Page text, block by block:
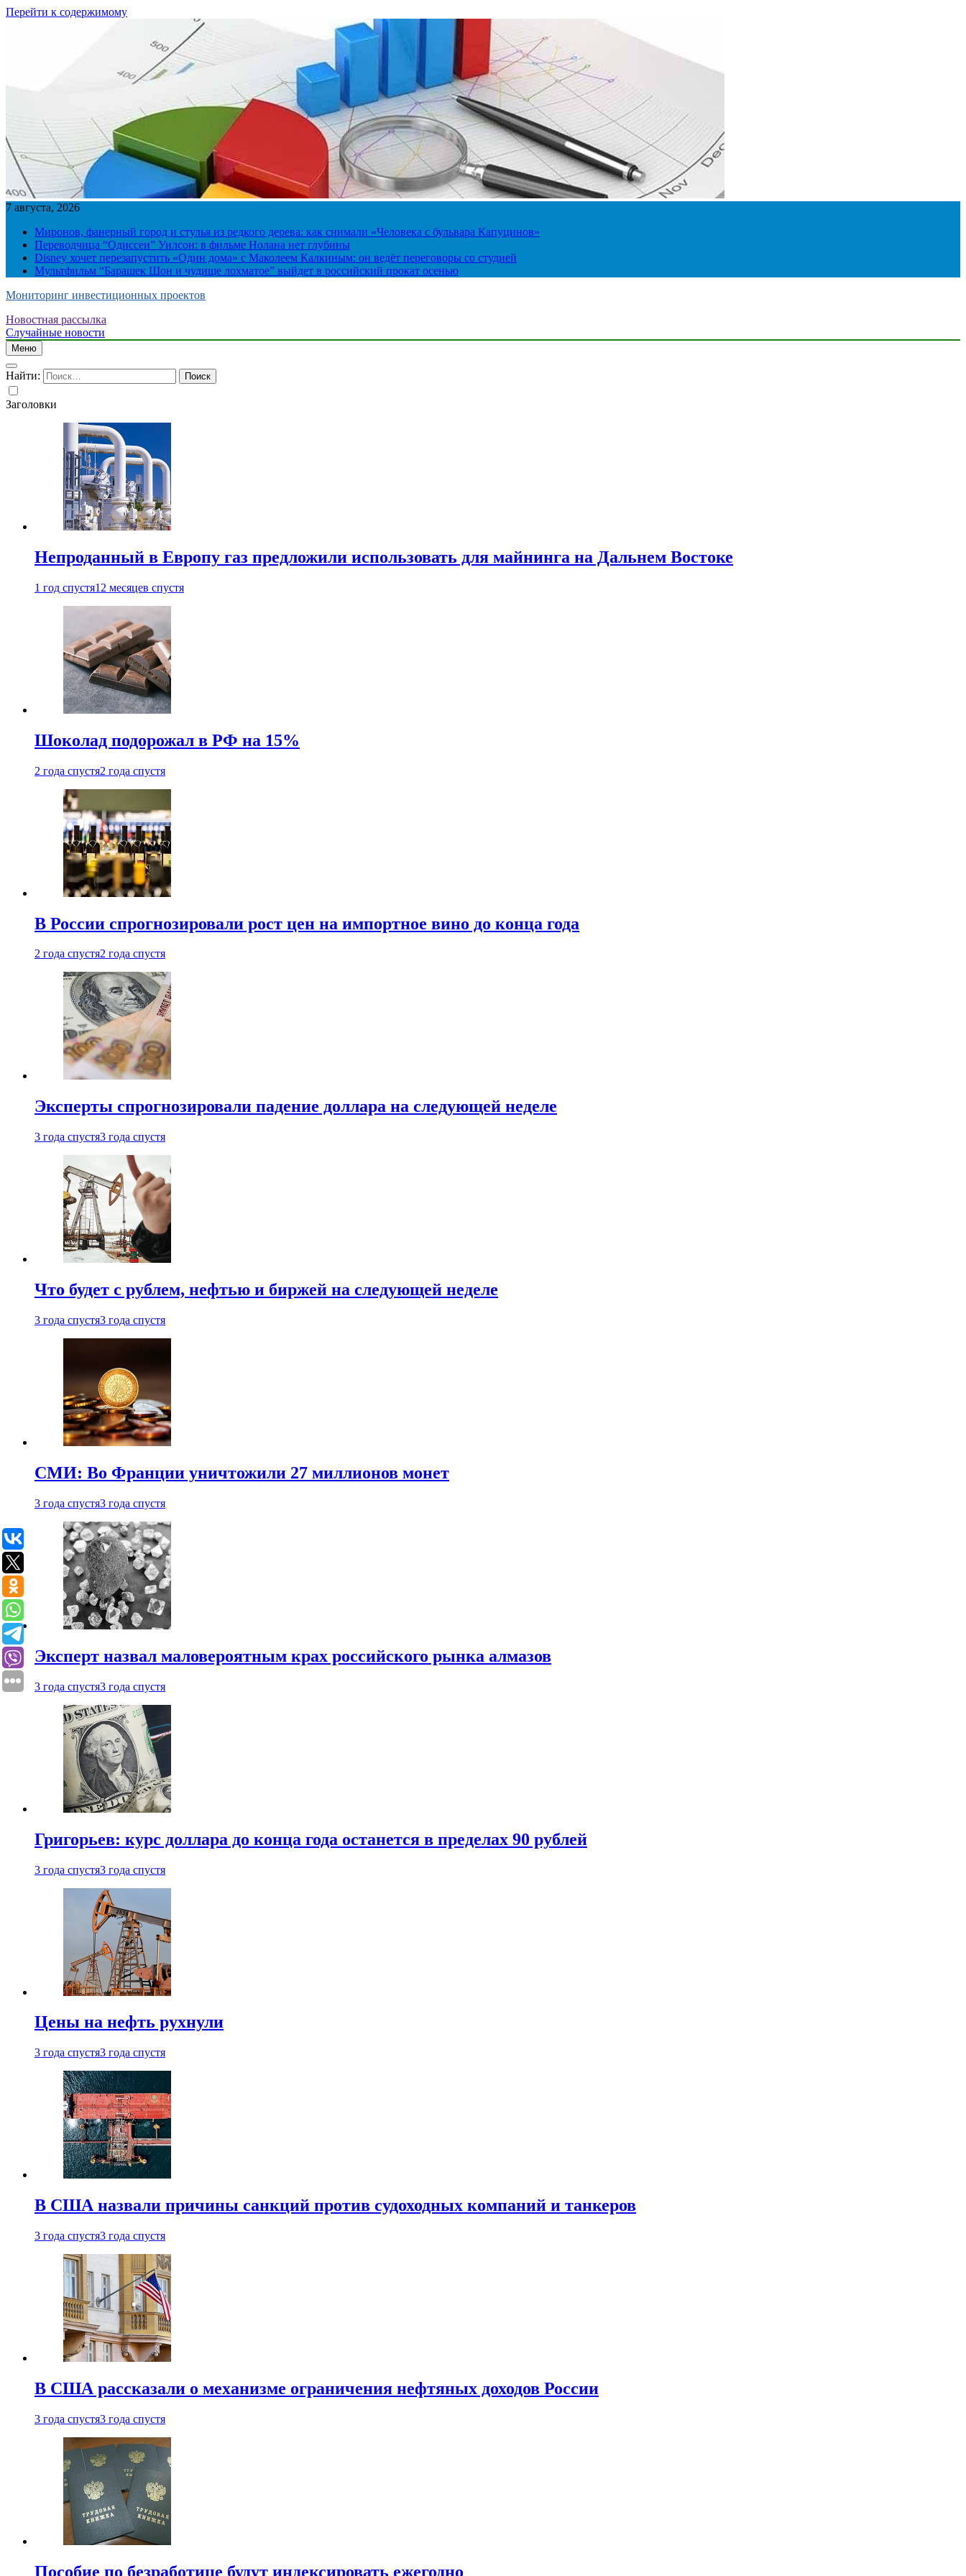
Перейти к содержимому
7 августа, 2026
Миронов, фанерный город и стулья из редкого дерева: как снимали «Человека с бульвара Капуцинов»
Переводчица “Одиссеи” Уилсон: в фильме Нолана нет глубины
Disney хочет перезапустить «Один дома» с Маколеем Калкиным: он ведёт переговоры со студией
Мультфильм “Барашек Шон и чудище лохматое” выйдет в российский прокат осенью
Мониторинг инвестиционных проектов
Новостная рассылка
Случайные новости
Меню
Найти:
Заголовки
Непроданный в Европу газ предложили использовать для майнинга на Дальнем Востоке
1 год спустя12 месяцев спустя
Шоколад подорожал в РФ на 15%
2 года спустя2 года спустя
В России спрогнозировали рост цен на импортное вино до конца года
2 года спустя2 года спустя
Эксперты спрогнозировали падение доллара на следующей неделе
3 года спустя3 года спустя
Что будет с рублем, нефтью и биржей на следующей неделе
3 года спустя3 года спустя
СМИ: Во Франции уничтожили 27 миллионов монет
3 года спустя3 года спустя
Эксперт назвал маловероятным крах российского рынка алмазов
3 года спустя3 года спустя
Григорьев: курс доллара до конца года останется в пределах 90 рублей
3 года спустя3 года спустя
Цены на нефть рухнули
3 года спустя3 года спустя
В США назвали причины санкций против судоходных компаний и танкеров
3 года спустя3 года спустя
В США рассказали о механизме ограничения нефтяных доходов России
3 года спустя3 года спустя
Пособие по безработице будут индексировать ежегодно